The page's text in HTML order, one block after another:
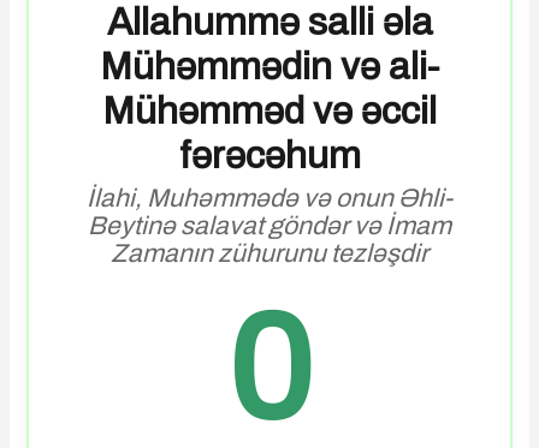
Allahummə salli əla
Mühəmmədin və ali-
Mühəmməd və əccil
fərəcəhum
İlahi, Muhəmmədə və onun Əhli-
Beytinə salavat göndər və İmam
Zamanın zühurunu tezləşdir
0